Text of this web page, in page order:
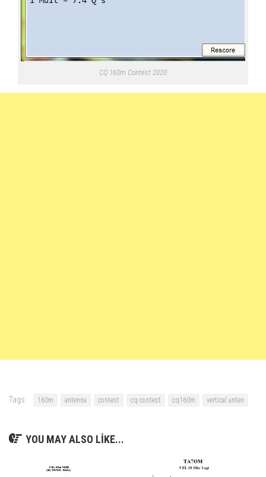
CQ 160m Contest 2020
Tags: 160m antenna contest cq contest cq160m vertical anten
YOU MAY ALSO LIKE...